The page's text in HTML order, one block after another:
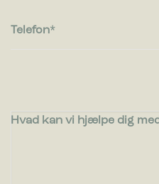
Telefon
Hvad kan vi hjælpe dig